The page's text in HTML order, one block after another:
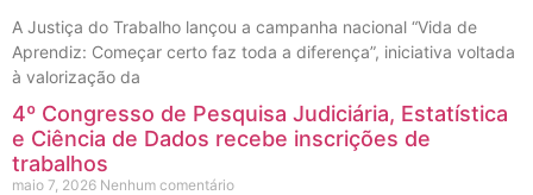
A Justiça do Trabalho lançou a campanha nacional “Vida de
Aprendiz: Começar certo faz toda a diferença”, iniciativa voltada
à valorização da
4º Congresso de Pesquisa Judiciária, Estatística
e Ciência de Dados recebe inscrições de
trabalhos
maio 7, 2026 Nenhum comentário